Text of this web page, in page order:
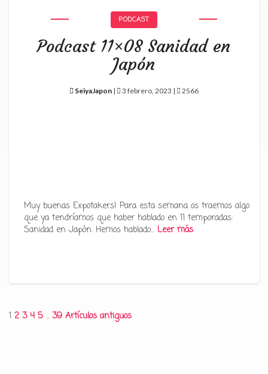
PODCAST
Podcast 11×08 Sanidad en
Japón
SeiyaJapon | 3 febrero, 2023 | 2566
Muy buenas Expotakers! Para esta semana os traemos algo
que ya tendríamos que haber hablado en 11 temporadas:
Sanidad en Japón. Hemos hablado… Leer más
Paginación
1 2 3 4 5 … 39 Artículos antiguos